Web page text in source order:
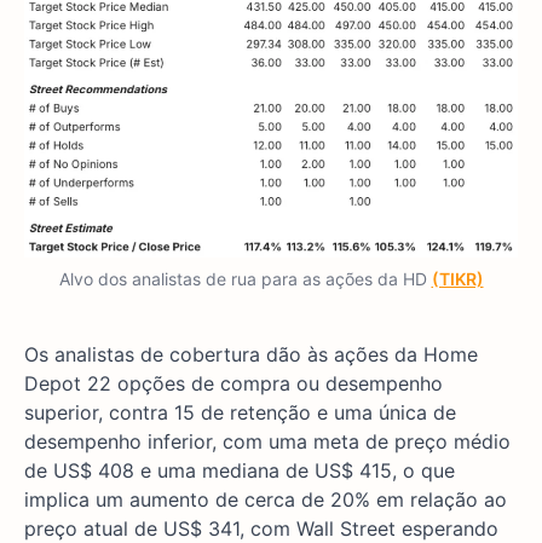
Alvo dos analistas de rua para as ações da HD (TIKR)
Os analistas de cobertura dão às ações da Home
Depot 22 opções de compra ou desempenho
superior, contra 15 de retenção e uma única de
desempenho inferior, com uma meta de preço médio
de US$ 408 e uma mediana de US$ 415, o que
implica um aumento de cerca de 20% em relação ao
preço atual de US$ 341, com Wall Street esperando